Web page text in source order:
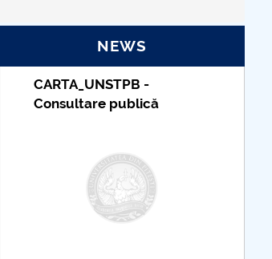
Concursuri cadre didactice FMT
IManEE 2019 Studenti FMT
NEWS
Taxe de școlarizare
indexate – Centrul